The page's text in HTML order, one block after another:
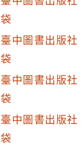
袋
臺中圖書出版社
袋
臺中圖書出版社
袋
臺中圖書出版社
袋